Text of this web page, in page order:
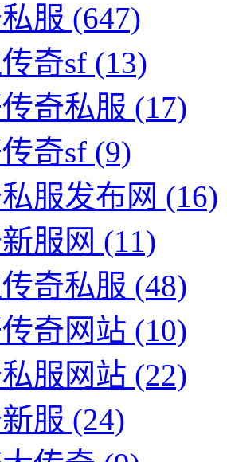
服 (647)
奇sf (13)
奇私服 (17)
奇sf (9)
服发布网 (16)
服网 (11)
奇私服 (48)
奇网站 (10)
服网站 (22)
服 (24)